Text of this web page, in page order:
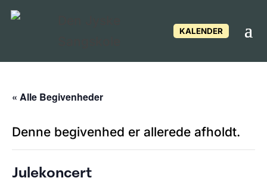
KALENDER
« Alle Begivenheder
Denne begivenhed er allerede afholdt.
Julekoncert